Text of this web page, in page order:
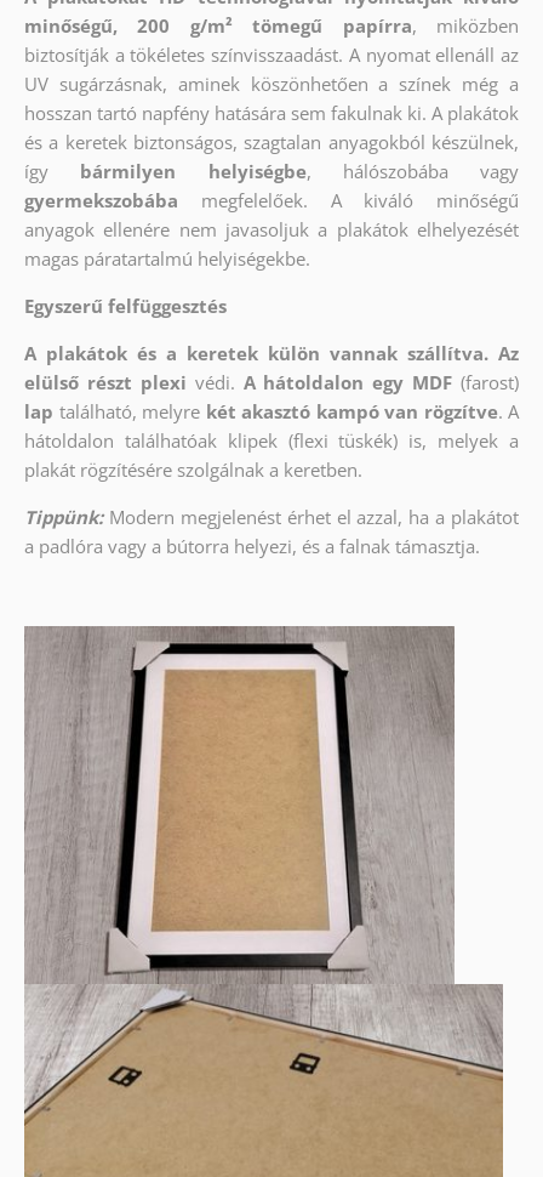
minőségű, 200 g/m² tömegű papírra, miközben
biztosítják a tökéletes színvisszaadást. A nyomat ellenáll az
UV sugárzásnak, aminek köszönhetően a színek még a
hosszan tartó napfény hatására sem fakulnak ki. A plakátok
és a keretek biztonságos, szagtalan anyagokból készülnek,
így
bármilyen helyiségbe, hálószobába vagy
gyermekszobába
megfelelőek. A kiváló minőségű
anyagok ellenére nem javasoljuk a plakátok elhelyezését
magas páratartalmú helyiségekbe.
Egyszerű felfüggesztés
A plakátok és a keretek külön vannak szállítva. Az
elülső részt plexi védi. A hátoldalon egy MDF (farost)
lap található, melyre két akasztó kampó van rögzítve. A
hátoldalon találhatóak klipek (flexi tüskék) is, melyek a
plakát rögzítésére szolgálnak a keretben.
Tippünk: Modern megjelenést érhet el azzal, ha a plakátot
a padlóra vagy a bútorra helyezi, és a falnak támasztja.